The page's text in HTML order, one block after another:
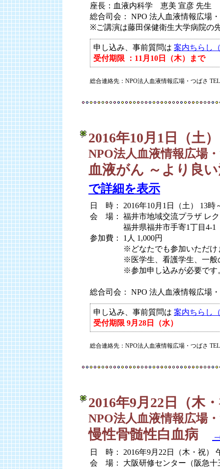
座長：血液内科学 恵美 宣彦 先生
総合司会： NPO 法人血液情報広場
※ご講演は藤田保健衛生大学病院の
申し込み、事前質問は 案内ちらし
受付期限 ：11月10日（木）まで
総合連絡先：NPO法人血液情報広場・つばさ
2016年10月1日（土）
NPO法人血液情報広場
血液がん ～より良
で詳細を表示
日 時： 2016年10月1日（土） 13時
会 場： 福井市地域交流プラザ レ
福井県福井市手寄1丁目4-1
参加費： 1人 1,000円
※どなたでも参加いただけ
※医学生、看護学生、一般
※参加申し込みが必要です
総合司会： NPO 法人血液情報広場
申し込み、事前質問は 案内ちらし
受付期限 9月28日（水）
総合連絡先：NPO法人血液情報広場・つばさ
2016年9月22日（木
NPO法人血液情報広場
慢性骨髄性白血病
日 時： 2016年9月22日（木・祝）
会 場： 大阪研修センター（阪急十